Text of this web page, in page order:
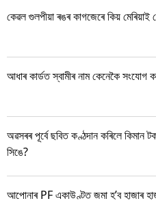
কেৱল গুলপীয়া ৰঙৰ কাগজেৰে কিয় মেৰিয়াই
আধাৰ কাৰ্ডত স্বামীৰ নাম কেনেকৈ সংযোগ
অৱসৰৰ পূৰ্বে ছবিত কণ্ঠদান কৰিলে কিমান
সিঙে?
আপোনাৰ PF একাউণ্টত জমা হ’ব হাজাৰ